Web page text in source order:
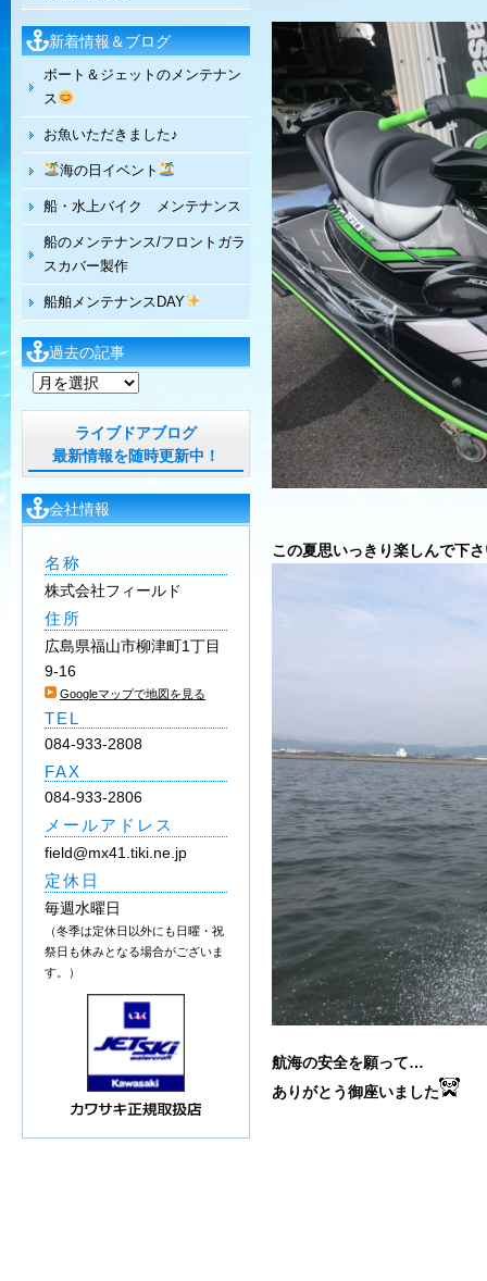
この夏思いっきり楽しんで下さ
航海の安全を願って…
ありがとう御座いました
新着情報＆ブログ
ボート＆ジェットのメンテナン
ス
お魚いただきました♪
海の日イベント
船・水上バイク メンテナンス
船のメンテナンス/フロントガラ
スカバー製作
船舶メンテナンスDAY
過去の記事
の
記
事
ライブドアブログ
最新情報を随時更新中！
会社情報
名称
株式会社フィールド
住所
広島県福山市柳津町1丁目
9-16
Googleマップで地図を見る
TEL
084-933-2808
FAX
084-933-2806
メールアドレス
field@mx41.tiki.ne.jp
定休日
毎週水曜日
（冬季は定休日以外にも日曜・祝
祭日も休みとなる場合がございま
す。）